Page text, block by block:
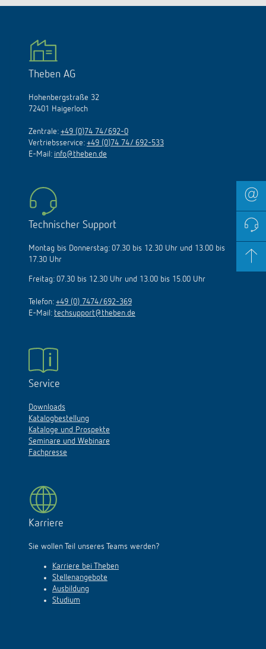
Theben AG
Hohenbergstraße 32
72401 Haigerloch
Zentrale: +49 (0)74 74/692-0
Vertriebsservice: +49 (0)74 74/ 692-533
E-Mail: info@theben.de
Technischer Support
Montag bis Donnerstag: 07.30 bis 12.30 Uhr und 13.00 bis
17.30 Uhr
Freitag: 07.30 bis 12.30 Uhr und 13.00 bis 15.00 Uhr
Telefon: +49 (0) 7474/692-369
E-Mail: techsupport@theben.de
Service
Downloads
Katalogbestellung
Kataloge und Prospekte
Seminare und Webinare
Fachpresse
Karriere
Sie wollen Teil unseres Teams werden?
Karriere bei Theben
Stellenangebote
Ausbildung
Studium